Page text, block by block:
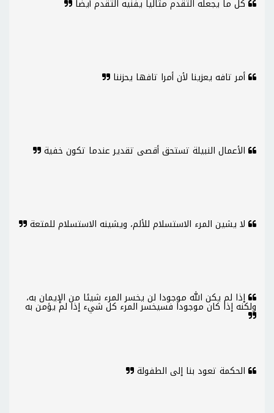
كل ما يجعله التقدم مثاليا يفنيه التقدم أيضا
أمر تافه يعزينا لأن أمرا تافها يحزننا
الأعمال النبيلة تستحق أقصى تقدير عندما تكون خفية
لا يشين المرء الاستسلام للألم، ويشينه الاستسلام للمتعة
إذا لم يكن الله موجودا لن يخسر المرء شيئا من الإيمان به،
ولكنه إذا كان موجودا فسيخسر المرء كل شيء إذا لم يؤمن به
الحكمة تعود بنا إلى الطفولة